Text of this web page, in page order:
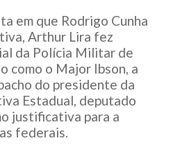
em que Rodrigo Cunha
Arthur Lira fez
da Polícia Militar de
como o Major Ibson, a
do presidente da
Estadual, deputado
justificativa para a
federais.